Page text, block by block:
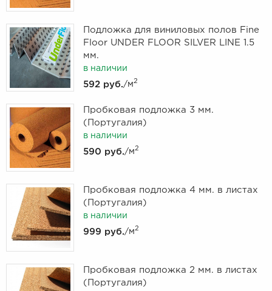
Подложка для виниловых полов Fine
Floor UNDER FLOOR SILVER LINE 1.5
мм.
в наличии
592 руб. /м 2
Пробковая подложка 3 мм.
(Португалия)
в наличии
590 руб. /м 2
Пробковая подложка 4 мм. в листах
(Португалия)
в наличии
999 руб. /м 2
Пробковая подложка 2 мм. в листах
(Португалия)